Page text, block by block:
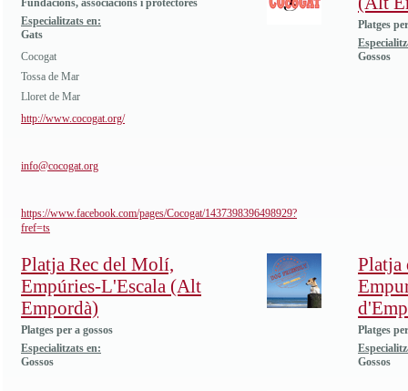
Fundacions, associacions i protectores
Especialitzats en:
Gats
Cocogat
Tossa de Mar
Lloret de Mar
http://www.cocogat.org/
info@cocogat.org
https://www.facebook.com/pages/Cocogat/1437398396498929?
fref=ts
Platges
Gossos
Platja Rec del Molí,
Empúries-L'Escala (Alt
Empordà)
Platges per a gossos
Especialitzats en:
Gossos
Platja
Platges
Gossos